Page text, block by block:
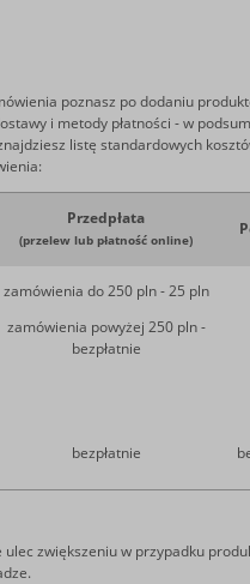
poznasz po dodaniu
i metody płatności - w
listę standardowych
Przedpłata
(przelew lub płatność online)
zamówienia do 250 pln - 25 pln
zamówienia powyżej 250 pln -
bezpłatnie
bezpłatnie
ulec zwiększeniu w przypadku